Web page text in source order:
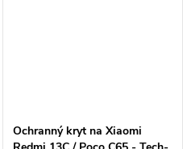
Ochranný kryt na Xiaomi